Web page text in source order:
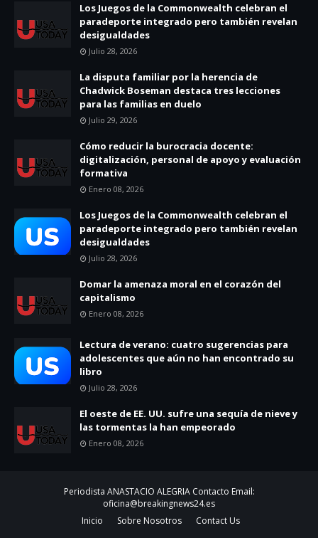
Los Juegos de la Commonwealth celebran el
paradeporte integrado pero también revelan
desigualdades
Julio 28, 2026
La disputa familiar por la herencia de
Chadwick Boseman destaca tres lecciones
para las familias en duelo
Julio 29, 2026
Cómo reducir la burocracia docente:
digitalización, personal de apoyo y evaluación
formativa
Enero 08, 2026
Los Juegos de la Commonwealth celebran el
paradeporte integrado pero también revelan
desigualdades
Julio 28, 2026
Domar la amenaza moral en el corazón del
capitalismo
Enero 08, 2026
Lectura de verano: cuatro sugerencias para
adolescentes que aún no han encontrado su
libro
Julio 28, 2026
El oeste de EE. UU. sufre una sequía de nieve y
las tormentas la han empeorado
Enero 08, 2026
Periodista ANASTACIO ALEGRIA Contacto Email:
oficina@breakingnews24.es
Inicio
Sobre Nosotros
Contact Us